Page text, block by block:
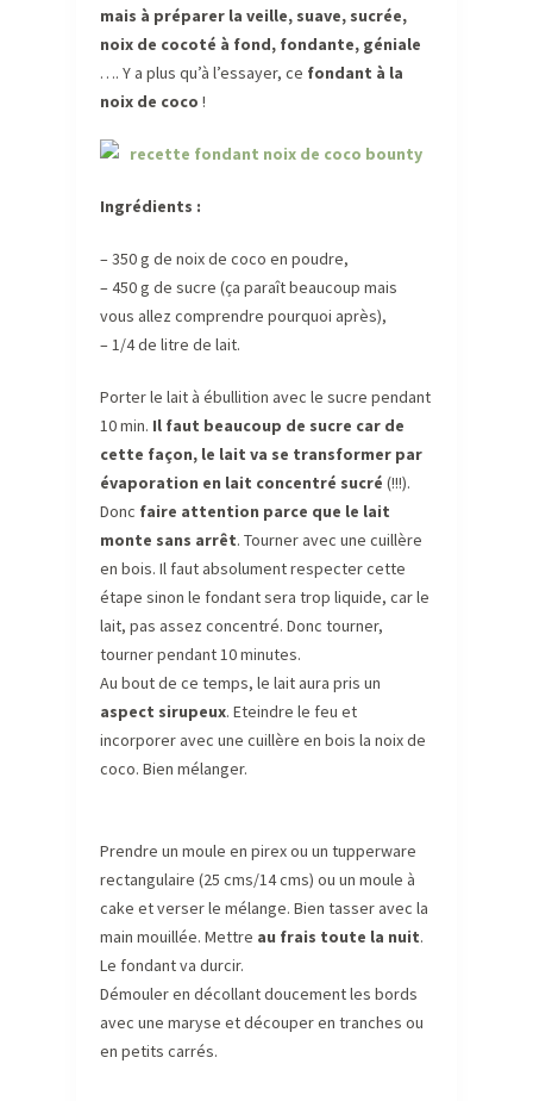
mais à préparer la veille, suave, sucrée,
noix de cocoté à fond, fondante, géniale
…. Y a plus qu’à l’essayer, ce fondant à la
noix de coco !
Ingrédients :
– 350 g de noix de coco en poudre,
– 450 g de sucre (ça paraît beaucoup mais
vous allez comprendre pourquoi après),
– 1/4 de litre de lait.
Porter le lait à ébullition avec le sucre pendant
10 min. Il faut beaucoup de sucre car de
cette façon, le lait va se transformer par
évaporation en lait concentré sucré (!!!).
Donc faire attention parce que le lait
monte sans arrêt. Tourner avec une cuillère
en bois. Il faut absolument respecter cette
étape sinon le fondant sera trop liquide, car le
lait, pas assez concentré. Donc tourner,
tourner pendant 10 minutes.
Au bout de ce temps, le lait aura pris un
aspect sirupeux. Eteindre le feu et
incorporer avec une cuillère en bois la noix de
coco. Bien mélanger.
Prendre un moule en pirex ou un tupperware
rectangulaire (25 cms/14 cms) ou un moule à
cake et verser le mélange. Bien tasser avec la
main mouillée. Mettre au frais toute la nuit.
Le fondant va durcir.
Démouler en décollant doucement les bords
avec une maryse et découper en tranches ou
en petits carrés.